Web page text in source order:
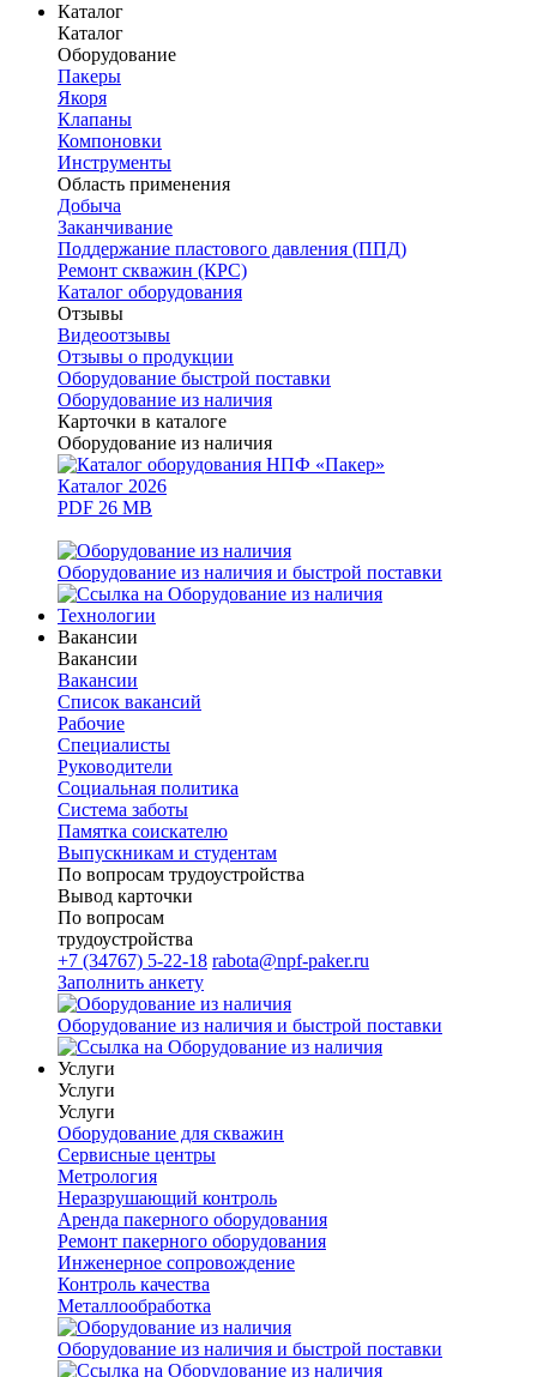
Каталог
Каталог
Оборудование
Пакеры
Якоря
Клапаны
Компоновки
Инструменты
Область применения
Добыча
Заканчивание
Поддержание пластового давления (ППД)
Ремонт скважин (КРС)
Каталог оборудования
Отзывы
Видеоотзывы
Отзывы о продукции
Оборудование быстрой поставки
Оборудование из наличия
Карточки в каталоге
Оборудование из наличия
Каталог 2026
PDF 26 MB
Оборудование из наличия и быстрой поставки
Технологии
Вакансии
Вакансии
Вакансии
Список вакансий
Рабочие
Специалисты
Руководители
Cоциальная политика
Система заботы
Памятка соискателю
Выпускникам и студентам
По вопросам трудоустройства
Вывод карточки
По вопросам
трудоустройства
+7 (34767) 5-22-18 rabota@npf-paker.ru
Заполнить анкету
Оборудование из наличия и быстрой поставки
Услуги
Услуги
Услуги
Оборудование для скважин
Сервисные центры
Метрология
Неразрушающий контроль
Аренда пакерного оборудования
Ремонт пакерного оборудования
Инженерное сопровождение
Контроль качества
Металлообработка
Оборудование из наличия и быстрой поставки